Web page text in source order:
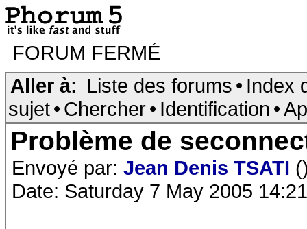
FORUM FERMÉ
Aller à: Liste des forums • Index
sujet• Chercher• Identification •
Problème de
Envoyé par: Jean Denis TSATI
Date: Saturday 7 May 2005